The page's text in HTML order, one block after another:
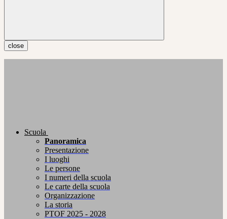
close
Scuola
Panoramica
Presentazione
I luoghi
Le persone
I numeri della scuola
Le carte della scuola
Organizzazione
La storia
PTOF 2025 - 2028